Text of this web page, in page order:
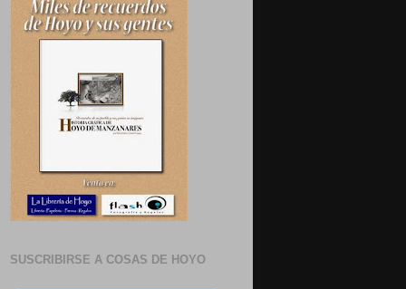
SUSCRIBIRSE A COSAS DE HOYO